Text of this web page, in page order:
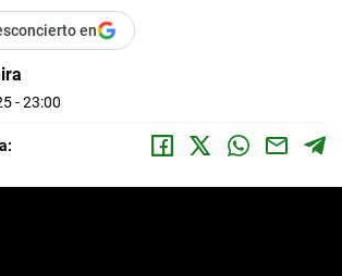
en
- 23:00